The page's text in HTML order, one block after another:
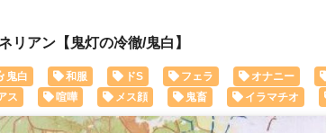
リアン【鬼灯の冷徹/鬼白】
鬼白 和服 ドS フェラ オナニー
ス 喧嘩 メス顔 鬼畜 イラマチオ